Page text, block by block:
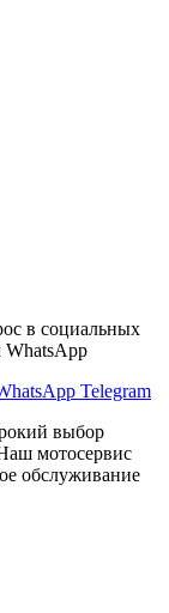
в социальных
WhatsApp
Telegram
выбор
мотосервис
обслуживание